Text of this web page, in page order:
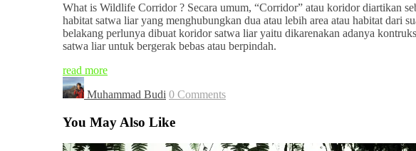
What is Wildlife Corridor ? Secara umum, “Corridor” atau koridor diartikan
habitat satwa liar yang menghubungkan dua atau lebih area atau habitat dari
belakang perlunya dibuat koridor satwa liar yaitu dikarenakan adanya
satwa liar untuk bergerak bebas atau berpindah.
read more
Muhammad Budi 0 Comments
You May Also Like